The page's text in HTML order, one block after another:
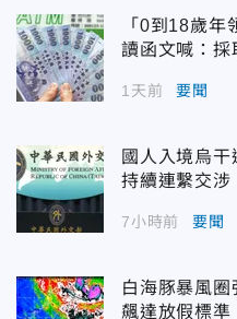
「0到18歲年
讀函文喊：採
1天前 要聞
國人入境烏干
持續連繫交涉
7小時前 要聞
白海豚暴風
飆達放假標準